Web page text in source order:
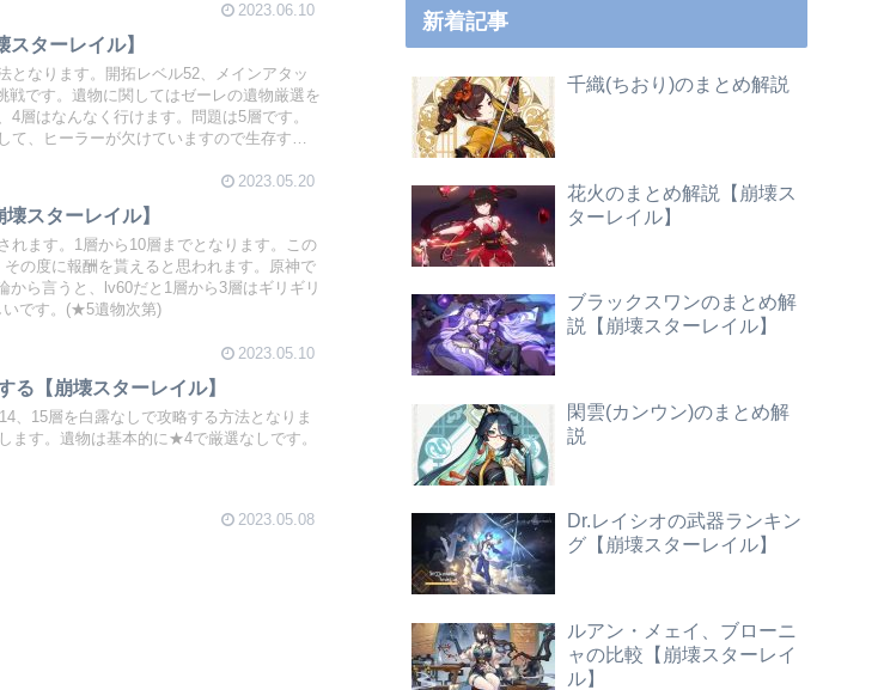
2023.06.10
ターレイル】
となります。開拓レベル52、メインアタッ
戦です。遺物に関してはゼーレの遺物厳選を
層はなんなく行けます。問題は5層です。
て、ヒーラーが欠けていますので生存する
2023.05.20
スターレイル】
れます。1層から10層までとなります。この
の度に報酬を貰えると思われます。原神で
ら言うと、lv60だと1層から3層はギリギリ
いです。(★5遺物次第)
2023.05.10
る【崩壊スターレイル】
、15層を白露なしで攻略する方法となりま
ます。遺物は基本的に★4で厳選なしです。
2023.05.08
新着記事
千織(ちおり)のまとめ解説
花火のまとめ解説【崩壊ス
ターレイル】
ブラックスワンのまとめ解
説【崩壊スターレイル】
閑雲(カンウン)のまとめ解
説
Dr.レイシオの武器ランキン
グ【崩壊スターレイル】
ルアン・メェイ、ブローニ
ャの比較【崩壊スターレイ
ル】